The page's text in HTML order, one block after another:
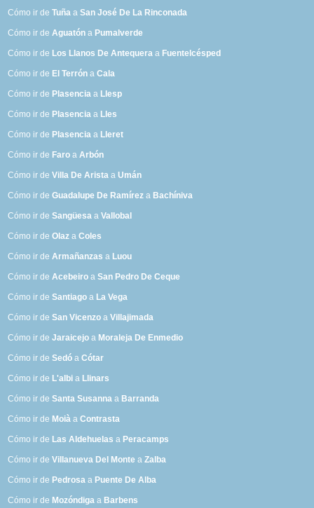
Cómo ir deTuña aSan José De La Rinconada
Cómo ir deAguatón a Pumalverde
Cómo ir de Los Llanos De Antequera a Fuentelcésped
Cómo ir de El Terrón aCala
Cómo ir de Plasencia a Llesp
Cómo ir de Plasencia a Lles
Cómo ir de Plasencia a Lleret
Cómo ir de Faro aArbón
Cómo ir deVilla De Arista aUmán
Cómo ir deGuadalupe De Ramírez a Bachíniva
Cómo ir deSangüesa aVallobal
Cómo ir deOlaz aColes
Cómo ir deArmañanzas a Luou
Cómo ir deAcebeiro aSan Pedro De Ceque
Cómo ir deSantiago a La Vega
Cómo ir deSan Vicenzo aVillajimada
Cómo ir deJaraicejo a Moraleja De Enmedio
Cómo ir deSedó aCótar
Cómo ir de L'albi a Llinars
Cómo ir deSanta Susanna a Barranda
Cómo ir de Moià aContrasta
Cómo ir de Las Aldehuelas a Peracamps
Cómo ir deVillanueva Del Monte aZalba
Cómo ir de Pedrosa a Puente De Alba
Cómo ir de Mozóndiga a Barbens